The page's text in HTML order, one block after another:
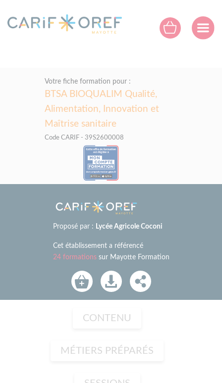
Votre fiche formation pour :
BTSA BIOQUALIM Qualité,
Alimentation, Innovation et
Maîtrise sanitaire
Code CARIF - 39S2600008
Proposé par : Lycée Agricole Coconi
Cet établissement a référencé
24 formationssur Mayotte Formation
CONTENU
MÉTIERS PRÉPARÉS